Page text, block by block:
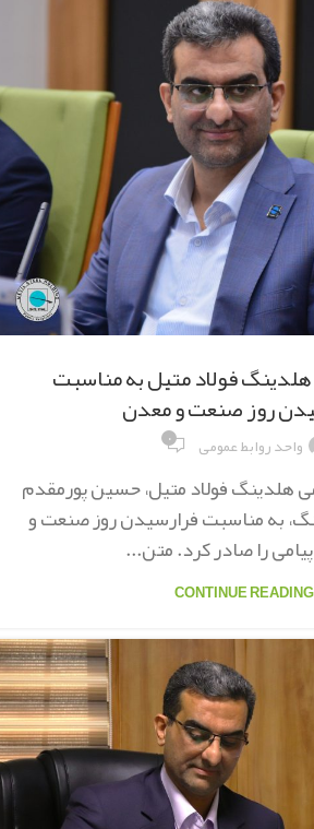
فولاد متیل به مناسبت
روز صنعت و معدن
واحد روابط عمومی ۰
هلدینگ فولاد متیل، حسین پورمقدم
به مناسبت فرارسیدن روز صنعت و
را صادر کرد. متن...
CONTINUE READING